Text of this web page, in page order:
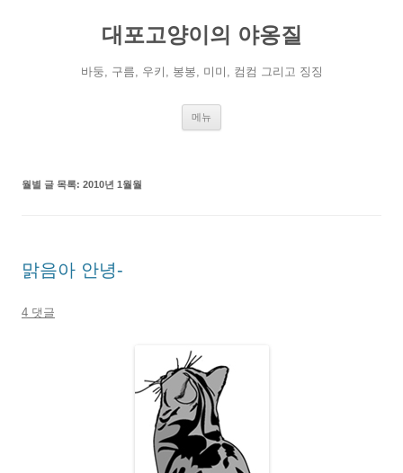
대포고양이의 야옹질
바둥, 구름, 우키, 봉봉, 미미, 컴컴 그리고 징징
메뉴
월별 글 목록: 2010년 1월월
맑음아 안녕-
4 댓글